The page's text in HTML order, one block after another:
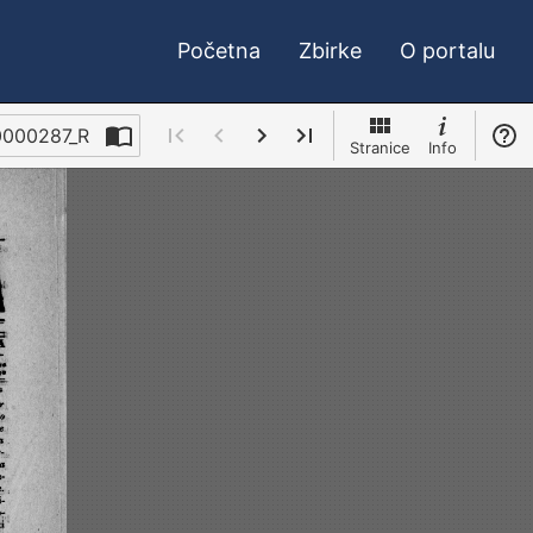
Početna Zbirke O portalu
Stranice Info